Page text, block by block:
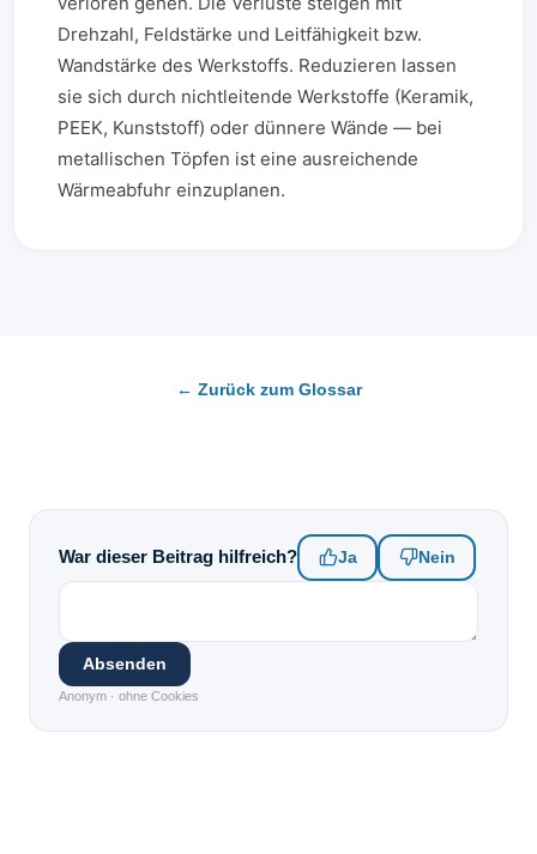
Drehzahl, Feldstärke und Leitfähigkeit bzw.
Wandstärke des Werkstoffs. Reduzieren lassen
sie sich durch nichtleitende Werkstoffe (Keramik,
PEEK, Kunststoff) oder dünnere Wände — bei
metallischen Töpfen ist eine ausreichende
Wärmeabfuhr einzuplanen.
← Zurück zum Glossar
War dieser Beitrag hilfreich? Ja Nein
Absenden
Anonym · ohne Cookies